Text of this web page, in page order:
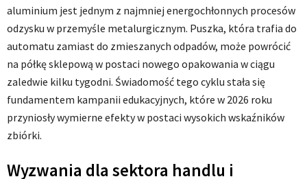
aluminium jest jednym z najmniej energochłonnych procesów
odzysku w przemyśle metalurgicznym. Puszka, która trafia do
automatu zamiast do zmieszanych odpadów, może powrócić
na półkę sklepową w postaci nowego opakowania w ciągu
zaledwie kilku tygodni. Świadomość tego cyklu stała się
fundamentem kampanii edukacyjnych, które w 2026 roku
przyniosły wymierne efekty w postaci wysokich wskaźników
zbiórki.
Wyzwania dla sektora handlu i